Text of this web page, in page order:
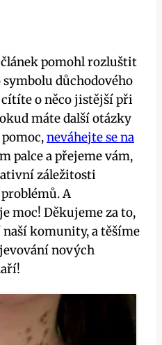
pomohl rozluštit
důchodového
cítíte o něco jistější při
máte další otázky
neváhejte se na
palce a přejeme vám,
záležitosti
A
moc! Děkujeme za to,
naší komunity, a těšíme
nových